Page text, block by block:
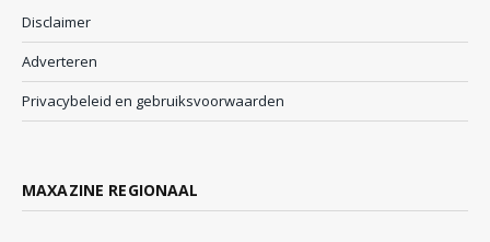
Disclaimer
Adverteren
Privacybeleid en gebruiksvoorwaarden
MAXAZINE REGIONAAL